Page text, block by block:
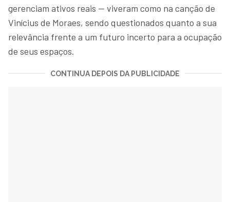
gerenciam ativos reais — viveram como na canção de
Vinícius de Moraes, sendo questionados quanto a sua
relevância frente a um futuro incerto para a ocupação
de seus espaços.
CONTINUA DEPOIS DA PUBLICIDADE